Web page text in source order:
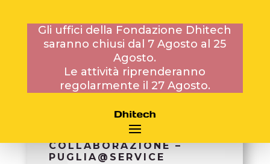
Gli uffici della Fondazione Dhitech
saranno chiusi dal 7 Agosto al 25
Agosto.
Le attività riprenderanno
regolarmente il 27 Agosto.
29 GENNAIO 2014
BANDO DEL 29/01/2014
PROT. 156 PER N.1
CONTRATTO DI
COLLABORAZIONE –
PUGLIA@SERVICE